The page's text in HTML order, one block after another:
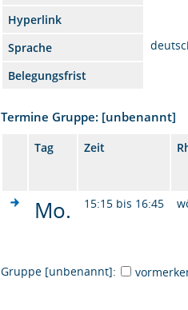
Hyperlink
Sprache
Belegungsfrist
Termine Gruppe: [unbenannt]
Tag Zeit
Mo. 15:15 bis 16:45
Gruppe [unbenannt]: